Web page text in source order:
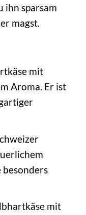
ihn sparsam
magst.
mit
Aroma. Er ist
besonders
mit